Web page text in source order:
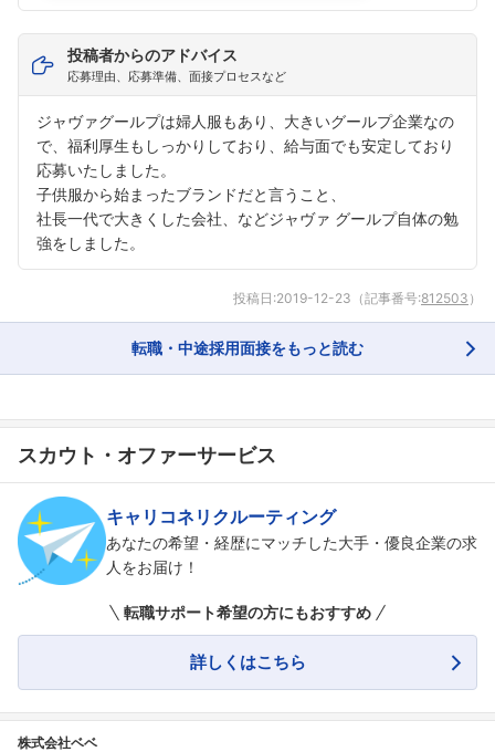
投稿者からのアドバイス
応募理由、応募準備、面接プロセスなど
ジャヴァグールプは婦人服もあり、大きいグールプ企業なの
で、福利厚生もしっかりしており、給与面でも安定しており
応募いたしました。
子供服から始まったブランドだと言うこと、
社長一代で大きくした会社、などジャヴァ グールプ自体の勉
強をしました。
投稿日:2019-12-23 （記事番号:812503 ）
転職・中途採用面接をもっと読む
スカウト・オファーサービス
キャリコネリクルーティング
あなたの希望・経歴にマッチした大手・優良企業の求
人をお届け！
転職サポート希望の方にもおすすめ
詳しくはこちら
株式会社ベベ